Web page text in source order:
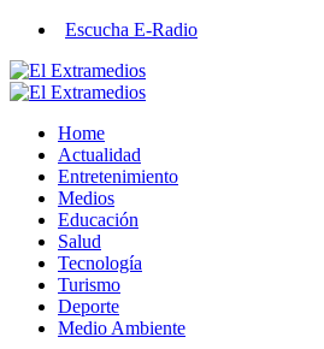
Saltar
contenido
Escucha E-Radio
Primary
Home
Actualidad
Entretenimiento
Medios
Educación
Salud
Tecnología
Turismo
Deporte
Medio Ambiente